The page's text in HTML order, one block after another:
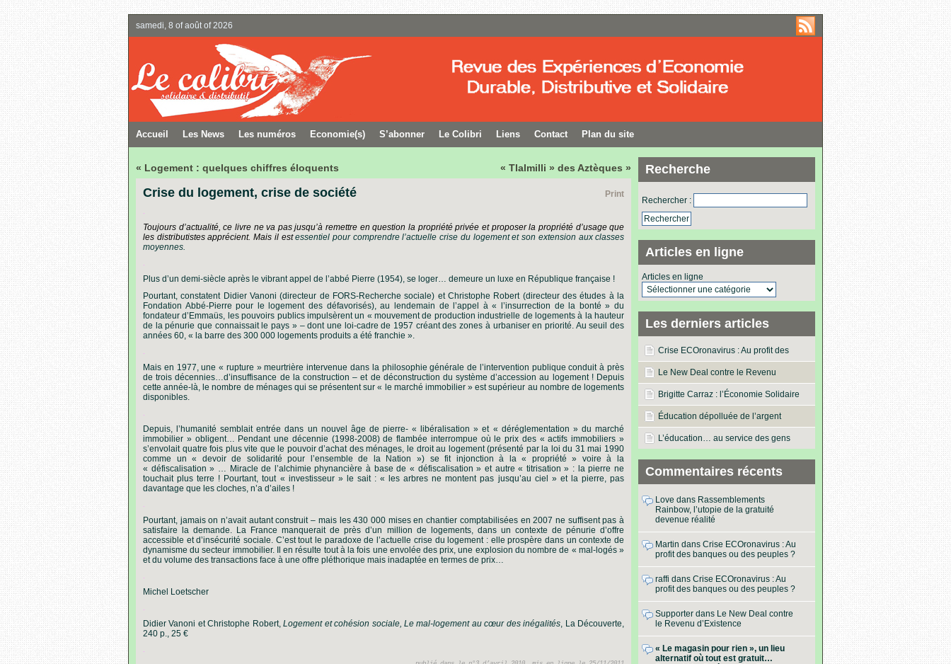
samedi, 8 of août of 2026
Accueil Les News Les numéros Economie(s) S’abonner Le Colibri Liens Contact Plan du site
Recherche
Rechercher :
Articles en ligne
Articles en ligne
Les derniers articles
Crise ECOronavirus : Au profit des
banques ou des peuples ?
Le New Deal contre le Revenu
d’Existence
Brigitte Carraz : l’Économie Solidaire
dans les actes !
Éducation dépolluée de l’argent
L’éducation… au service des gens
Commentaires récents
Love dans Rassemblements
Rainbow, l’utopie de la gratuité
devenue réalité
Martin dans Crise ECOronavirus : Au
profit des banques ou des peuples ?
raffi dans Crise ECOronavirus : Au
profit des banques ou des peuples ?
Supporter dans Le New Deal contre
le Revenu d’Existence
« Le magasin pour rien », un lieu
alternatif où tout est gratuit…
« Logement : quelques chiffres éloquents « Tlalmilli » des Aztèques »
Print
Crise du logement, crise de société
Toujours d’actualité, ce livre ne va pas jusqu’à remettre en question la propriété privée et proposer la propriété d’usage que
les distributistes apprécient. Mais il est essentiel pour comprendre l’actuelle crise du logement et son extension aux classes
moyennes.
Plus d’un demi-siècle après le vibrant appel de l’abbé Pierre (1954), se loger… demeure un luxe en République française !
Pourtant, constatent Didier Vanoni (directeur de FORS-Recherche sociale) et Christophe Robert (directeur des études à la
Fondation Abbé-Pierre pour le logement des défavorisés), au lendemain de l’appel à « l’insurrection de la bonté » du
fondateur d’Emmaüs, les pouvoirs publics impulsèrent un « mouvement de production industrielle de logements à la hauteur
de la pénurie que connaissait le pays » – dont une loi-cadre de 1957 créant des zones à urbaniser en priorité. Au seuil des
années 60, « la barre des 300 000 logements produits a été franchie ».
Mais en 1977, une « rupture » meurtrière intervenue dans la philosophie générale de l’intervention publique conduit à près
de trois décennies…d’insuffisance de la construction – et de déconstruction du système d’accession au logement ! Depuis
cette année-là, le nombre de ménages qui se présentent sur « le marché immobilier » est supérieur au nombre de logements
disponibles.
Depuis, l’humanité semblait entrée dans un nouvel âge de pierre- « libéralisation » et « déréglementation » du marché
immobilier » obligent… Pendant une décennie (1998-2008) de flambée interrompue où le prix des « actifs immobiliers »
s’envolait quatre fois plus vite que le pouvoir d’achat des ménages, le droit au logement (présenté par la loi du 31 mai 1990
comme un « devoir de solidarité pour l’ensemble de la Nation ») se fit injonction à la « propriété » voire à la
« défiscalisation » … Miracle de l’alchimie phynancière à base de « défiscalisation » et autre « titrisation » : la pierre ne
touchait plus terre ! Pourtant, tout « investisseur » le sait : « les arbres ne montent pas jusqu’au ciel » et la pierre, pas
davantage que les cloches, n’a d’ailes !
Pourtant, jamais on n’avait autant construit – mais les 430 000 mises en chantier comptabilisées en 2007 ne suffisent pas à
satisfaire la demande. La France manquerait de près d’un million de logements, dans un contexte de pénurie d’offre
accessible et d’insécurité sociale. C’est tout le paradoxe de l’actuelle crise du logement : elle prospère dans un contexte de
dynamisme du secteur immobilier. Il en résulte tout à la fois une envolée des prix, une explosion du nombre de « mal-logés »
et du volume des transactions face à une offre pléthorique mais inadaptée en termes de prix…
Michel Loetscher
Didier Vanoni et Christophe Robert,Logement et cohésion sociale, Le mal-logement au cœur des inégalités, La Découverte,
240 p., 25 €